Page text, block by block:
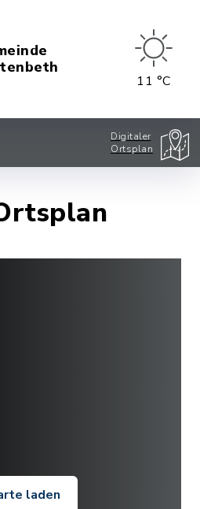
11 °C
Digitaler
Ortsplan
laden